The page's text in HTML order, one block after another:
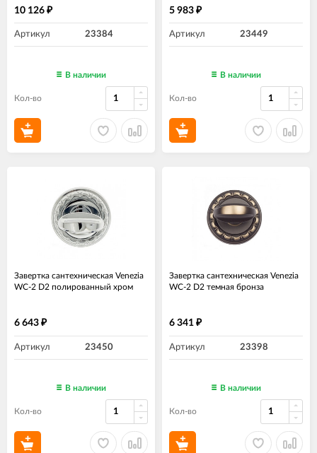
10 126 ₽
Артикул 23384
В наличии
Кол-во
5 983 ₽
Артикул 23449
В наличии
Кол-во
Завертка сантехническая Venezia
WC-2 D2 полированный хром
6 643 ₽
Артикул 23450
В наличии
Кол-во
Завертка сантехническая Venezia
WC-2 D2 темная бронза
6 341 ₽
Артикул 23398
В наличии
Кол-во